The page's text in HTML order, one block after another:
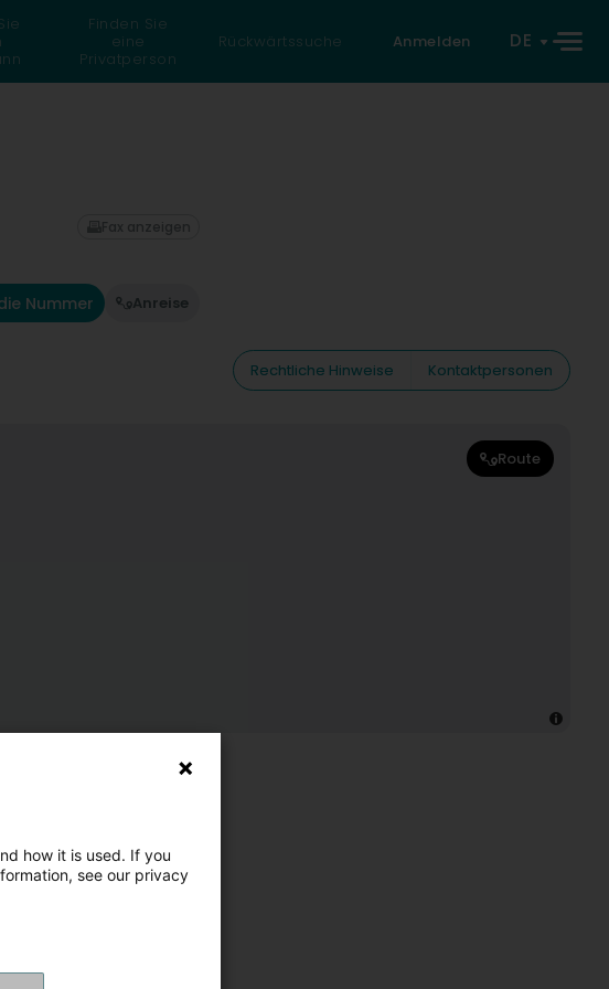
Finden Sie
eine
Privatperson
Rückwärtssuche Anmelden DE
Nummer Anreise
Fax anzeigen
Rechtliche Hinweise
Kontaktpersonen
Route
how it is used. If you
see our privacy